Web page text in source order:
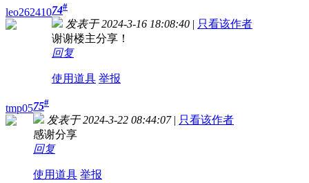
leo26241074#
发表于 2024-3-16 18:08:40 | 只看该作者
谢谢楼主分享！
回复
使用道具 举报
tmp0575#
发表于 2024-3-22 08:44:07 | 只看该作者
感谢分享
回复
使用道具 举报